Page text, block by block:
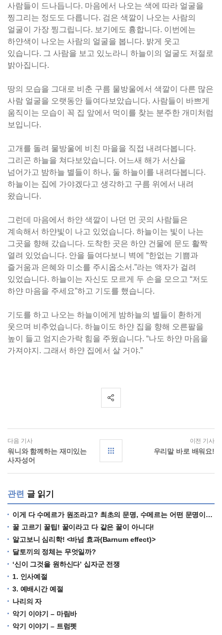
사람들이 드나듭니다. 마음에서 나오는 색에 따라 얼굴을
찡그리는 정도도 다릅니다. 검은 색깔이 나오는 사람의
얼굴이 가장 찡그립니다. 보기에도 흉합니다. 이번에는
하얀색이 나오는 사람의 얼굴을 봅니다. 밝게 웃고
있습니다. 그 사람을 보고 있노라니 하늘이의 얼굴도 저절로
밝아집니다.
땅의 모습을 그대로 비춘 구름 물방울에서 색깔이 다른 많은
사람 얼굴을 오랫동안 들여다보았습니다. 사람들이 바쁘게
움직이는 모습이 꼭 집 앞에서 먹이를 찾는 분주한 개미처럼
보입니다.
고개를 돌려 물방울에 비친 마을을 직접 내려다봅니다.
그리곤 하늘을 쳐다보았습니다. 어느새 해가 서산을
넘어가고 밤하늘 별들이 하나, 둘 하늘이를 내려다봅니다.
하늘이는 집에 가야겠다고 생각하고 구름 위에서 내려
왔습니다.
그런데 마음에서 하얀 색깔이 나던 먼 곳의 사람들은
계속해서 하얀빛이 나고 있었습니다. 하늘이는 빛이 나는
그곳을 향해 갔습니다. 도착한 곳은 하얀 건물에 문도 활짝
열려 있었습니다. 안을 들여다보니 벽에 “한없는 기쁨과
즐거움과 은혜와 미소를 주시옵소서.”라는 액자가 걸려
있었습니다. 하늘이는 자신도 모르게 두 손을 모으고 “저도
하얀 마음을 주세요”하고 기도를 했습니다.
기도를 하고 나오는 하늘이에게 밤하늘의 별들이 환하게
웃으며 비추었습니다. 하늘이도 하얀 집을 향해 오른팔을
높이 들고 엄지손가락 힘을 주웠습니다. “나도 하얀 마음을
가져야지. 그래서 하얀 집에서 살 거야.”
다음 기사
워니와 함께하는 재미있는
사자성어
이전 기사
우리말 바로 배워요!
관련 글 읽기
이게 다 수메르가 원조라고? 최초의 문명, 수메르는 어떤 문명이었을까?
꿀 고르기 꿀팁! 꿀이라고 다 같은 꿀이 아니다!
알고보니 심리학! <바넘 효과(Barnum effect)>
달토끼의 정체는 무엇일까?
‘신이 그것을 원하신다’ 십자군 전쟁
1. 인사예절
3. 예배시간 예절
나리의 자
악기 이야기 – 마림바
악기 이야기 – 트럼펫